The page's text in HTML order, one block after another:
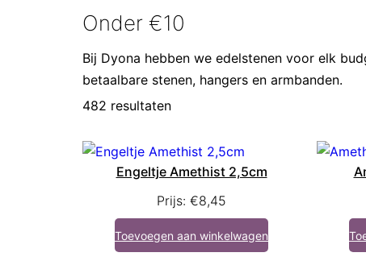
Onder €10
Bij Dyona hebben we edelstenen voor elk
betaalbare stenen, hangers en armbanden.
482 resultaten
Engeltje Amethist 2,5cm
Prijs: €8,45
Toevoegen aan winkelwagen